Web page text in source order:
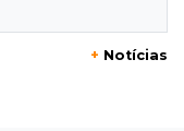
com crianças
+ Notícias